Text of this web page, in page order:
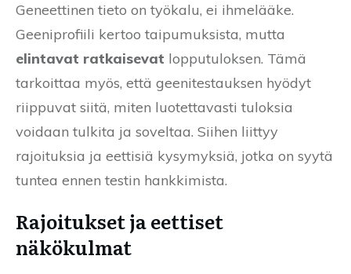
Geneettinen tieto on työkalu, ei ihmelääke.
Geeniprofiili kertoo taipumuksista, mutta
elintavat ratkaisevat lopputuloksen. Tämä
tarkoittaa myös, että geenitestauksen hyödyt
riippuvat siitä, miten luotettavasti tuloksia
voidaan tulkita ja soveltaa. Siihen liittyy
rajoituksia ja eettisiä kysymyksiä, jotka on syytä
tuntea ennen testin hankkimista.
Rajoitukset ja eettiset
näkökulmat